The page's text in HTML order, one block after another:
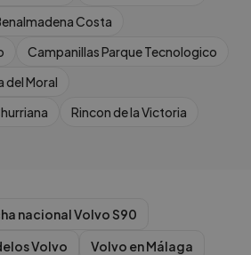
Costa
Campanillas Parque Tecnologico
del Moral
Rincon de la Victoria
nacionalVolvoS90
Volvo Volvo enMálaga